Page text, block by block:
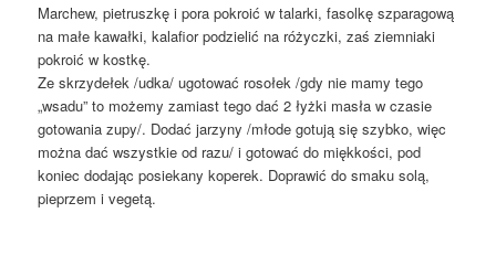
Marchew, pietruszkę i pora pokroić w talarki, fasolkę szparagową
na małe kawałki, kalafior podzielić na różyczki, zaś ziemniaki
pokroić w kostkę.
Ze skrzydełek /udka/ ugotować rosołek /gdy nie mamy tego
„wsadu” to możemy zamiast tego dać 2 łyżki masła w czasie
gotowania zupy/. Dodać jarzyny /młode gotują się szybko, więc
można dać wszystkie od razu/ i gotować do miękkości, pod
koniec dodając posiekany koperek. Doprawić do smaku solą,
pieprzem i vegetą.